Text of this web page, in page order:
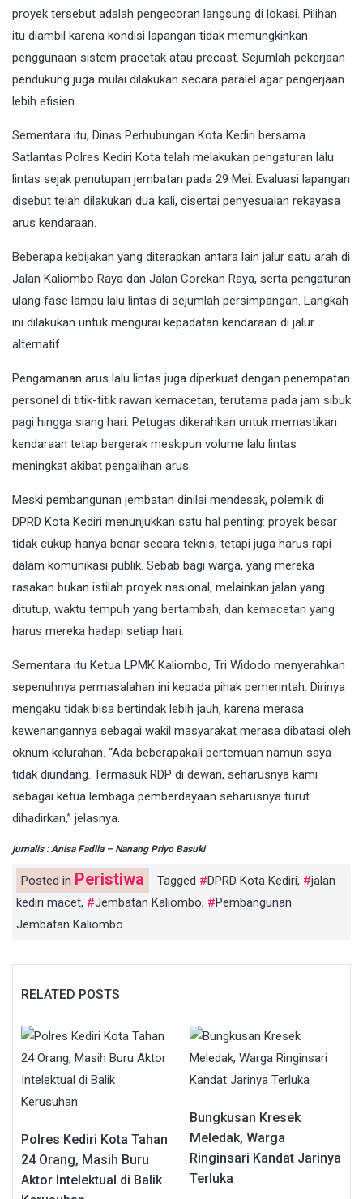
proyek tersebut adalah pengecoran langsung di lokasi. Pilihan
itu diambil karena kondisi lapangan tidak memungkinkan
penggunaan sistem pracetak atau precast. Sejumlah pekerjaan
pendukung juga mulai dilakukan secara paralel agar pengerjaan
lebih efisien.
Sementara itu, Dinas Perhubungan Kota Kediri bersama
Satlantas Polres Kediri Kota telah melakukan pengaturan lalu
lintas sejak penutupan jembatan pada 29 Mei. Evaluasi lapangan
disebut telah dilakukan dua kali, disertai penyesuaian rekayasa
arus kendaraan.
Beberapa kebijakan yang diterapkan antara lain jalur satu arah di
Jalan Kaliombo Raya dan Jalan Corekan Raya, serta pengaturan
ulang fase lampu lalu lintas di sejumlah persimpangan. Langkah
ini dilakukan untuk mengurai kepadatan kendaraan di jalur
alternatif.
Pengamanan arus lalu lintas juga diperkuat dengan penempatan
personel di titik-titik rawan kemacetan, terutama pada jam sibuk
pagi hingga siang hari. Petugas dikerahkan untuk memastikan
kendaraan tetap bergerak meskipun volume lalu lintas
meningkat akibat pengalihan arus.
Meski pembangunan jembatan dinilai mendesak, polemik di
DPRD Kota Kediri menunjukkan satu hal penting: proyek besar
tidak cukup hanya benar secara teknis, tetapi juga harus rapi
dalam komunikasi publik. Sebab bagi warga, yang mereka
rasakan bukan istilah proyek nasional, melainkan jalan yang
ditutup, waktu tempuh yang bertambah, dan kemacetan yang
harus mereka hadapi setiap hari.
Sementara itu Ketua LPMK Kaliombo, Tri Widodo menyerahkan
sepenuhnya permasalahan ini kepada pihak pemerintah. Dirinya
mengaku tidak bisa bertindak lebih jauh, karena merasa
kewenangannya sebagai wakil masyarakat merasa dibatasi oleh
oknum kelurahan. “Ada beberapakali pertemuan namun saya
tidak diundang. Termasuk RDP di dewan, seharusnya kami
sebagai ketua lembaga pemberdayaan seharusnya turut
dihadirkan,” jelasnya.
jurnalis : Anisa Fadila – Nanang Priyo Basuki
Posted in Peristiwa Tagged DPRD Kota Kediri,
jalan
kediri macet, Jembatan Kaliombo,
Pembangunan
Jembatan Kaliombo
RELATED POSTS
Polres Kediri Kota Tahan
24 Orang, Masih Buru
Aktor Intelektual di Balik
Bungkusan Kresek
Meledak, Warga
Ringinsari Kandat Jarinya
Terluka